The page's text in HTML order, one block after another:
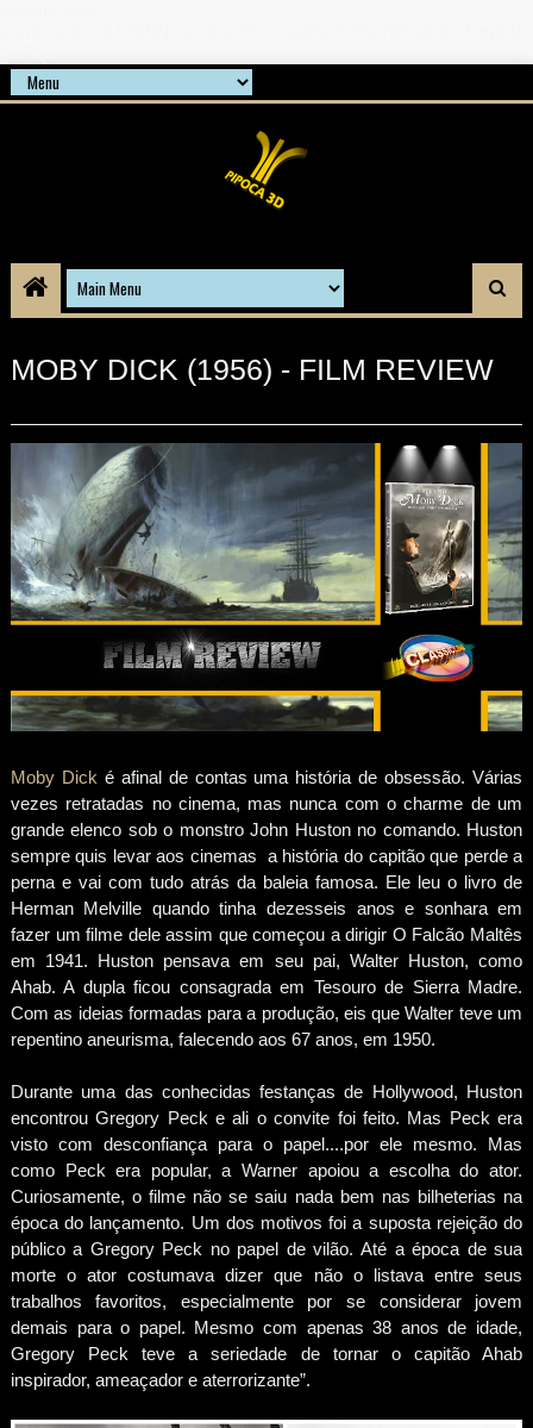
MOBY DICK (1956) - FILM REVIEW
Moby Dick é afinal de contas uma história de obsessão. Várias
vezes retratadas no cinema, mas nunca com o charme de um
grande elenco sob o monstro John Huston no comando. Huston
sempre quis levar aos cinemas a história do capitão que perde a
perna e vai com tudo atrás da baleia famosa. Ele leu o livro de
Herman Melville quando tinha dezesseis anos e sonhara em
fazer um filme dele assim que começou a dirigir O Falcão Maltês
em 1941. Huston pensava em seu pai, Walter Huston, como
Ahab. A dupla ficou consagrada em Tesouro de Sierra Madre.
Com as ideias formadas para a produção, eis que Walter teve um
repentino aneurisma, falecendo aos 67 anos, em 1950.
Durante uma das conhecidas festanças de Hollywood, Huston
encontrou Gregory Peck e ali o convite foi feito. Mas Peck era
visto com desconfiança para o papel....por ele mesmo. Mas
como Peck era popular, a Warner apoiou a escolha do ator.
Curiosamente, o filme não se saiu nada bem nas bilheterias na
época do lançamento. Um dos motivos foi a suposta rejeição do
público a Gregory Peck no papel de vilão. Até a época de sua
morte o ator costumava dizer que não o listava entre seus
trabalhos favoritos, especialmente por se considerar jovem
demais para o papel. Mesmo com apenas 38 anos de idade,
Gregory Peck teve a seriedade de tornar o capitão Ahab
inspirador, ameaçador e aterrorizante”.